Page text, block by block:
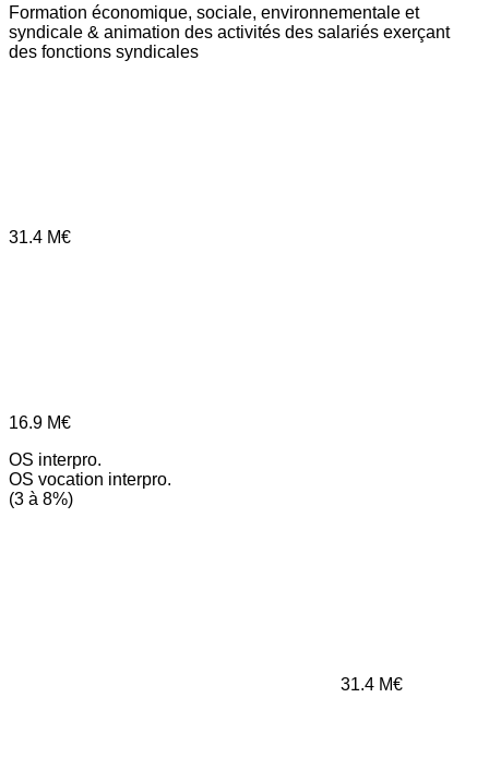
Formation économique, sociale, environnementale et
syndicale & animation des activités des salariés exerçant
des fonctions syndicales
31.4 M€
16.9 M€
OS interpro.
OS vocation interpro.
(3 à 8%)
31.4 M€